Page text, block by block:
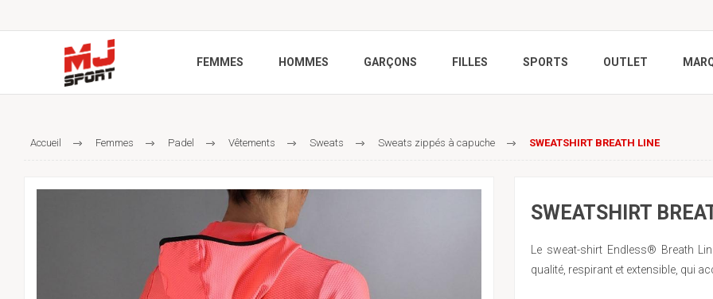
FEMMES HOMMES GARÇONS FILLES SPORTS OUTLET
Accueil Femmes Padel Vêtements Sweats Sweats zippés à capuche SWEATSHIRT BREATH LINE
SWEATSHIRT
Le sweat-shirt Endless® Breath
qualité, respirant et extensible, qui